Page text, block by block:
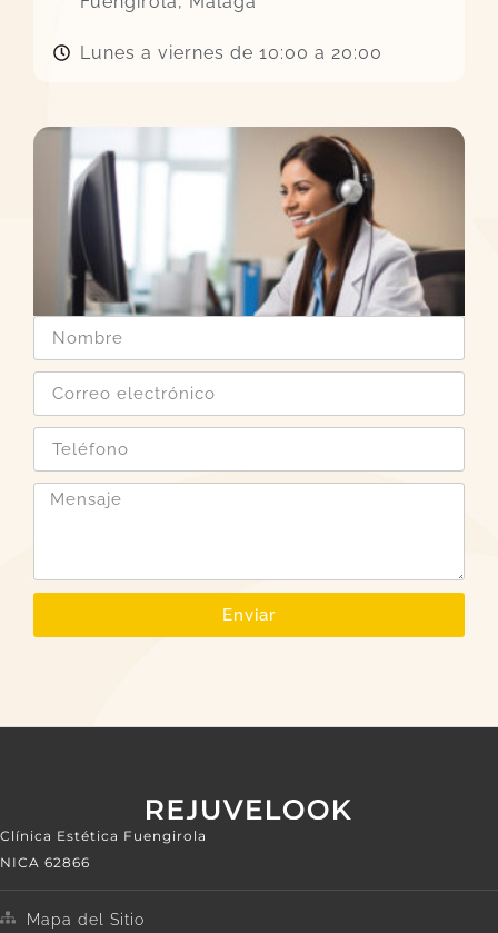
Lunes a viernes de 10:00 a 20:00
Enviar
Clínica Estética Fuengirola
NICA 62866
Mapa del Sitio